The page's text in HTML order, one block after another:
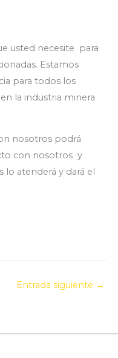
usted necesite para
Estamos
para todos los
la industria minera
nosotros podrá
con nosotros y
atenderá y dará el
Entrada siguiente →